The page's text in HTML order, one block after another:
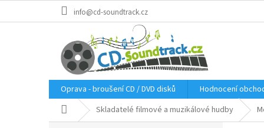
info@cd-soundtrack.cz
Oprava - broušení CD / DVD disků
Hodnocení
Domů Skladatelé filmové a muzikálové hudby